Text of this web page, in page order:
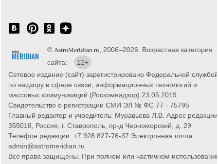
© AstroMeridian.ru , 2006–2026. Возрастная категория
сайта:
12+
Сетевое издание (сайт) зарегистрировано Федеральной службой
по надзору в сфере связи, информационных технологий и
массовых коммуникаций (Роскомнадзор) 23.05.2019.
Свидетельство о регистрации СМИ ЭЛ № ФС 77 - 75795
Главный редактор и учредитель: Муравьева Л.В. Адрес
355018, Россия, г. Ставрополь, пр-д Черноморский, д. 29
Телефон редакции: +7 928 827-76-37 Электронная почта:
admin@astromeridian.ru
Все права защищены. При полном или частичном